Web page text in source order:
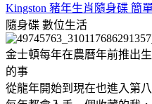
Kingston 豬年生肖隨身碟 簡
隨身碟 數位生活
金士頓每年在農曆年前推出
的事
從龍年開始到現在也進入第